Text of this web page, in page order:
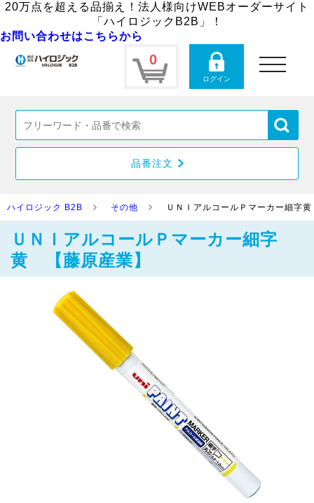
20万点を超える品揃え！法人様向けWEBオーダーサイト
「ハイロジックB2B」！
お問い合わせはこちらから
0
ログイン
toggle
navigation
品番注文
ハイロジック B2B その他 ＵＮＩアルコールＰマーカー細字
ＵＮＩアルコールＰマーカー細字
黄 【藤原産業】